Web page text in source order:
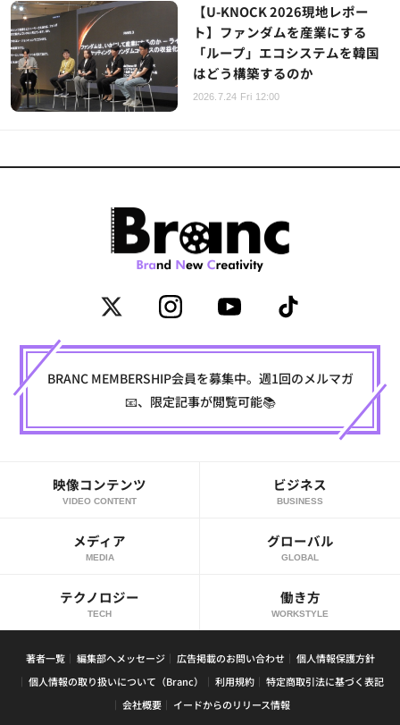
【U-KNOCK 2026現地レポー
ト】ファンダムを産業にする
「ループ」エコシステムを韓国
はどう構築するのか
2026.7.24 Fri 12:00
BRANC MEMBERSHIP会員を募集中。週1回のメルマガ
📧、限定記事が閲覧可能📚
映像コンテンツ
VIDEO CONTENT
ビジネス
BUSINESS
メディア
MEDIA
グローバル
GLOBAL
テクノロジー
TECH
働き方
WORKSTYLE
著者一覧 編集部へメッセージ 広告掲載のお問い合わせ
個人情報保護方針
個人情報の取り扱いについて（Branc）
利用規約
特定商取引法に基づく表記
会社概要
イードからのリリース情報